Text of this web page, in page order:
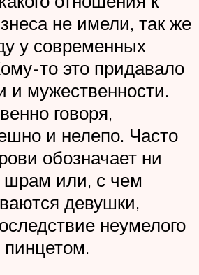
не имели, так же
у современных
то это придавало
и мужественности.
говоря,
и нелепо. Часто
обозначает ни
шрам или, с чем
девушки,
неумелого